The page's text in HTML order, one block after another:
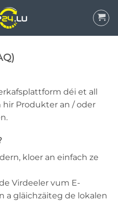
déi et all
hir Produkter an / oder
kloer an einfach ze
Virdeeler vum E-
a gläichzäiteg de lokalen